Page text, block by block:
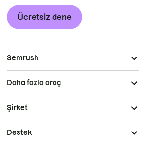
Ücretsiz dene
Semrush
Daha fazla araç
Şirket
Destek